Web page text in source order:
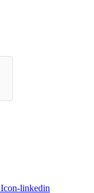
Icon-linkedin